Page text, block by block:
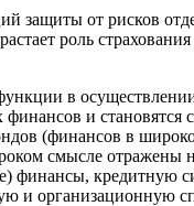
защиты от рисков
роль
в
и становятся
(финансов в
смысле отражены
финансы, кредитную
и организационную